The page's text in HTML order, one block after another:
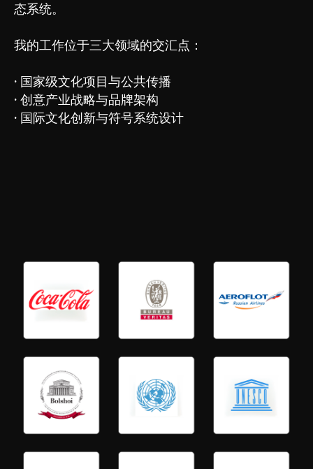
态系统。
我的工作位于三大领域的交汇点：
· 国家级文化项目与公共传播
· 创意产业战略与品牌架构
· 国际文化创新与符号系统设计